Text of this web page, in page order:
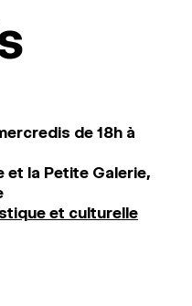
de 18h à
et la Petite Galerie,
et culturelle